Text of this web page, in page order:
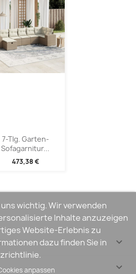
7-Tlg. Garten-
Sofagarnitur...
473,38 €


wichtig. Wir verwenden
Inhalte anzuzeigen
Website-Erlebnis zu
dazu finden Sie in
anpassen